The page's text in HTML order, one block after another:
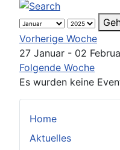
Home
Aktuelles
Vorherige Woche
27 Januar - 02
Folgende Woche
Es wurden keine